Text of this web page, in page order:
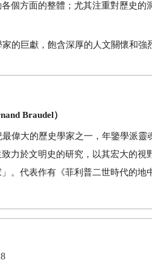
個方面的整體；尤其注重對歷史的
的巨獻，飽含深厚的人文關懷和強
Braudel）
最偉大的歷史學家之一，年鑒學派
力於文明史的研究，以其宏大的
」。代表作有《菲利普二世時代的地